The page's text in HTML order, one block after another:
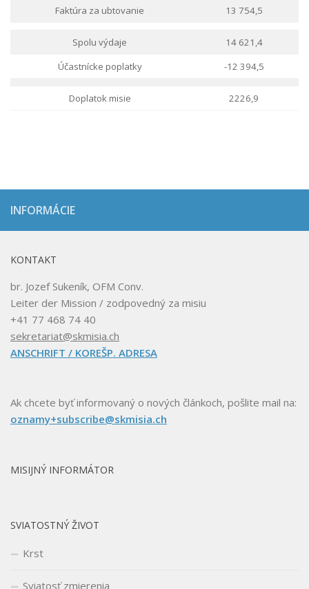
Faktúra za ubtovanie
13 754,5
Spolu výdaje
14 621,4
Účastnícke poplatky
-12 394,5
Doplatok misie 2226,9
INFORMÁCIE
KONTAKT
br. Jozef Sukeník, OFM Conv.
Leiter der Mission / zodpovedný za misiu
+41 77 468 74 40
sekretariat@skmisia.ch
ANSCHRIFT / KOREŠP. ADRESA
Ak chcete byť informovaný o nových článkoch, pošlite mail na:
oznamy+subscribe@skmisia.ch
MISIJNÝ INFORMÁTOR
SVIATOSTNÝ ŽIVOT
Krst
Sviatosť zmierenia